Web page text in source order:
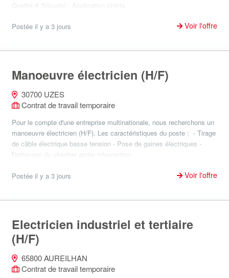
Qualité & Sécurité : Application stricte...
Postée il y a 3 jours Voir l'offre
Manoeuvre électricien (H/F)
30700 UZES
Contrat de travail temporaire
Pour le compte d'une entreprise multinationale, nous recherchons un
manoeuvre électricien (H/F). Les caractéristiques du poste : - Tirage
de câble électrique basse tension - Pose de gaines électriques -
Nettoyage du chantier après intervention...
Postée il y a 3 jours Voir l'offre
Electricien industriel et tertiaire
(H/F)
65800 AUREILHAN
Contrat de travail temporaire